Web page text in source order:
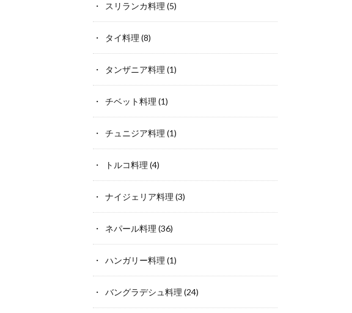
スリランカ料理 (5)
タイ料理 (8)
タンザニア料理 (1)
チベット料理 (1)
チュニジア料理 (1)
トルコ料理 (4)
ナイジェリア料理 (3)
ネパール料理 (36)
ハンガリー料理 (1)
バングラデシュ料理 (24)